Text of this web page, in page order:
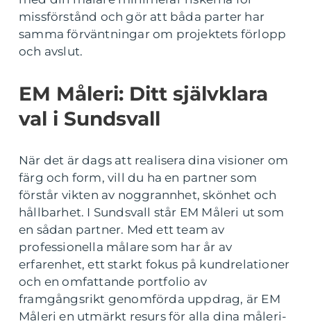
missförstånd och gör att båda parter har
samma förväntningar om projektets förlopp
och avslut.
EM Måleri: Ditt självklara
val i Sundsvall
När det är dags att realisera dina visioner om
färg och form, vill du ha en partner som
förstår vikten av noggrannhet, skönhet och
hållbarhet. I Sundsvall står EM Måleri ut som
en sådan partner. Med ett team av
professionella målare som har år av
erfarenhet, ett starkt fokus på kundrelationer
och en omfattande portfolio av
framgångsrikt genomförda uppdrag, är EM
Måleri en utmärkt resurs för alla dina måleri-